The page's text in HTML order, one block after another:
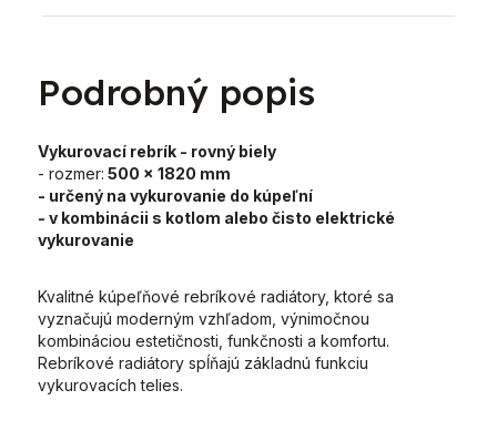
Podrobný popis
Vykurovací rebrík - rovný biely
- rozmer: 500 x 1820 mm
- určený na vykurovanie do kúpeľní
- v kombinácii s kotlom alebo čisto elektrické
vykurovanie
Kvalitné kúpeľňové rebríkové radiátory, ktoré sa
vyznačujú moderným vzhľadom, výnimočnou
kombináciou estetičnosti, funkčnosti a komfortu.
Rebríkové radiátory spĺňajú základnú funkciu
vykurovacích telies.